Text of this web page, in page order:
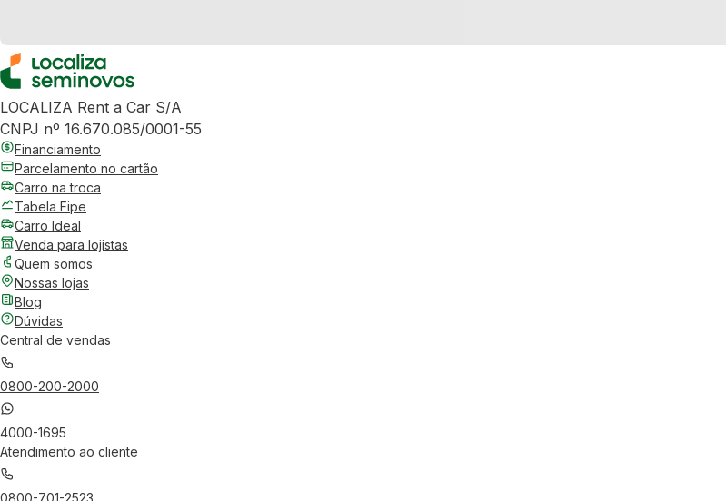
LOCALIZA Rent a Car S/A
CNPJ nº 16.670.085/0001-55
Financiamento
Parcelamento no cartão
Carro na troca
Tabela Fipe
Carro Ideal
Venda para lojistas
Quem somos
Nossas lojas
Blog
Dúvidas
Central de vendas
0800-200-2000
4000-1695
Atendimento ao cliente
0800-701-2523